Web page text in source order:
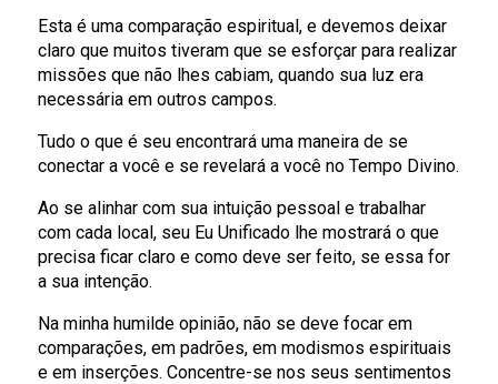
Esta é uma comparação espiritual, e devemos deixar
claro que muitos tiveram que se esforçar para realizar
missões que não lhes cabiam, quando sua luz era
necessária em outros campos.
Tudo o que é seu encontrará uma maneira de se
conectar a você e se revelará a você no Tempo Divino.
Ao se alinhar com sua intuição pessoal e trabalhar
com cada local, seu Eu Unificado lhe mostrará o que
precisa ficar claro e como deve ser feito, se essa for
a sua intenção.
Na minha humilde opinião, não se deve focar em
comparações, em padrões, em modismos espirituais
e em inserções. Concentre-se nos seus sentimentos